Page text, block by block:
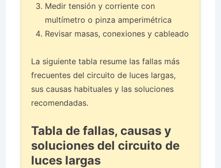
Medir tensión y corriente con
multímetro o pinza amperimétrica
Revisar masas, conexiones y cableado
La siguiente tabla resume las fallas más
frecuentes del circuito de luces largas,
sus causas habituales y las soluciones
recomendadas.
Tabla de fallas, causas y
soluciones del circuito de
luces largas